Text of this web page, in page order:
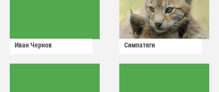
Иван Чернов Симпатяги